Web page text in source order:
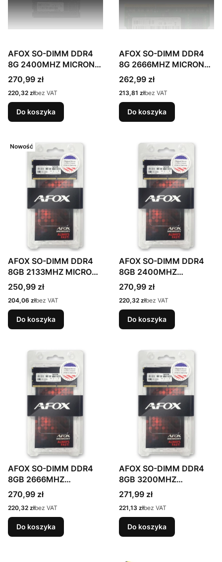
AFOX SO-DIMM DDR4
8G 2400MHZ MICRON
CHIP AFSD48EH1P
Cena
270,99 zł
Cena
220,32 złbez VAT
Do koszyka
AFOX SO-DIMM DDR4
8G 2666MHZ MICRON
CHIP AFSD48FH1P
Cena
262,99 zł
Cena
213,81 złbez VAT
Do koszyka
Nowość
AFOX SO-DIMM DDR4
8GB 2133MHZ MICRON
CHIP AFSD48VH1P
Cena
250,99 zł
Cena
204,06 złbez VAT
Do koszyka
AFOX SO-DIMM DDR4
8GB 2400MHZ
AFSD48EK1P
Cena
270,99 zł
Cena
220,32 złbez VAT
Do koszyka
AFOX SO-DIMM DDR4
8GB 2666MHZ
AFSD48FK1P
Cena
270,99 zł
Cena
220,32 złbez VAT
Do koszyka
AFOX SO-DIMM DDR4
8GB 3200MHZ
AFSD48PH1P
Cena
271,99 zł
Cena
221,13 złbez VAT
Do koszyka